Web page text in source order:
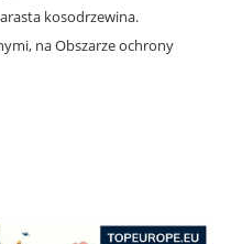
kosodrzewina.
na Obszarze ochrony